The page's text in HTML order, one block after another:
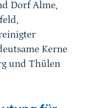
Dorf Alme,
Kerne
und Thülen